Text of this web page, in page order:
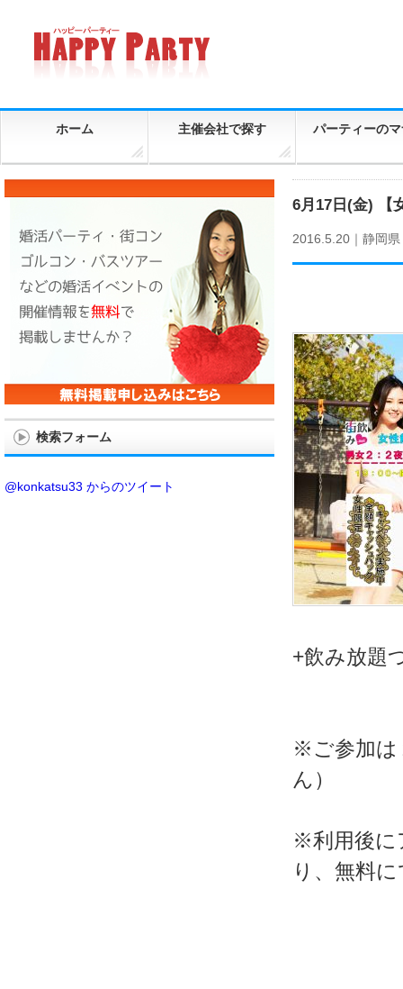
ホーム 主催会社で探す パーティーの
6月17日(金) 【
2016.5.20｜ 静岡県
+飲み放題
※ご参加は
ん）
※利用後に
り、無料
検索フォーム
@konkatsu33 からのツイート